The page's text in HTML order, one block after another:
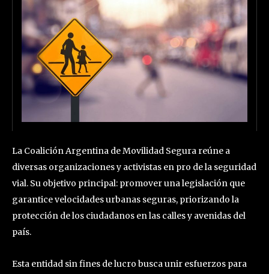
La Coalición Argentina de Movilidad Segura reúne a
diversas organizaciones y activistas en pro de la seguridad
vial. Su objetivo principal: promover una legislación que
garantice velocidades urbanas seguras, priorizando la
protección de los ciudadanos en las calles y avenidas del
país.
Esta entidad sin fines de lucro busca unir esfuerzos para